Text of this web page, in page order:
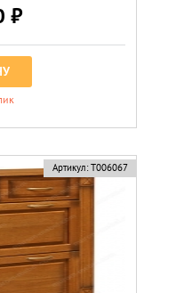
₽
Артикул: Т006067